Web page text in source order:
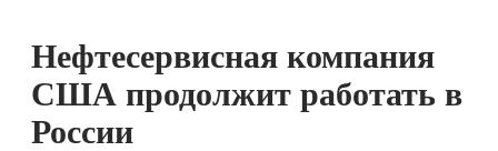
Технологии
ESG
Нефтесервисная компания
США продолжит работать в
России